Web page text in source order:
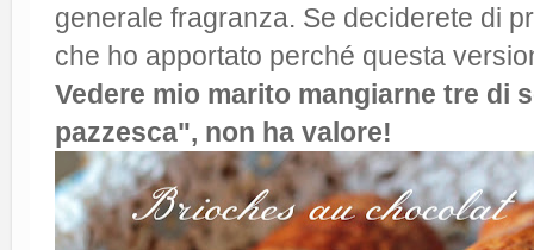
generale fragranza. Se deciderete di
che ho apportato perché questa
Vedere mio marito mangiarne tre di
pazzesca", non ha valore!